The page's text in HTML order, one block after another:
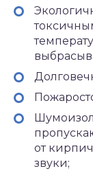
от
звуки;